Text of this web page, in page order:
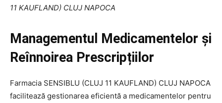
11 KAUFLAND) CLUJ NAPOCA
Managementul Medicamentelor și
Reînnoirea Prescripțiilor
Farmacia SENSIBLU (CLUJ 11 KAUFLAND) CLUJ NAPOCA
facilitează gestionarea eficientă a medicamentelor pentru